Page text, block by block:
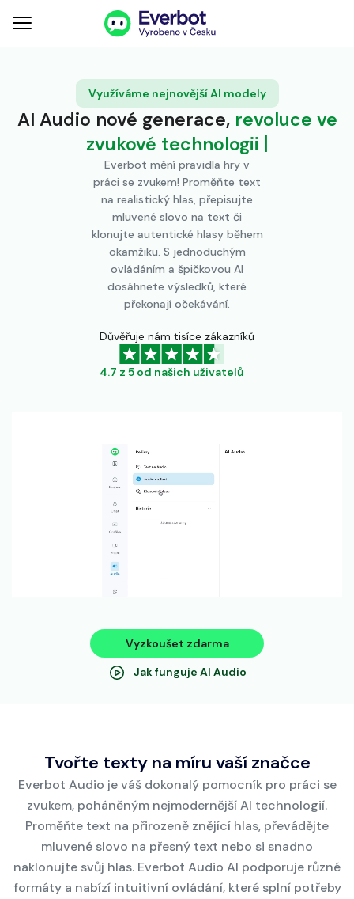
Využíváme nejnovější AI modely
AI Audio nové generace, revoluce ve
zvukové technologii |
Everbot mění pravidla hry v
práci se zvukem! Proměňte text
na realistický hlas, přepisujte
mluvené slovo na text či
klonujte autentické hlasy během
okamžiku. S jednoduchým
ovládáním a špičkovou AI
dosáhnete výsledků, které
překonají očekávání.
Důvěřuje nám tisíce zákazníků
4.7 z 5 od našich uživatelů
Vyzkoušet zdarma
Jak funguje AI Audio
Tvořte texty na míru vaší značce
Everbot Audio je váš dokonalý pomocník pro práci se
zvukem, poháněným nejmodernější AI technologií.
Proměňte text na přirozeně znějící hlas, převádějte
mluvené slovo na přesný text nebo si snadno
naklonujte svůj hlas. Everbot Audio AI podporuje různé
formáty a nabízí intuitivní ovládání, které splní potřeby